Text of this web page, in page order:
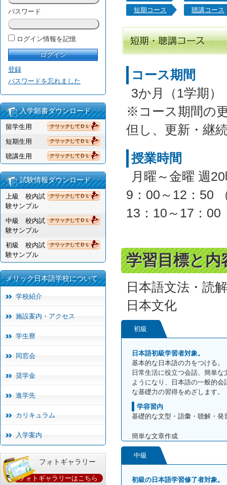
パスワード
ログイン情報を記憶
登録
パスワードを忘れました
入学願書ダウンロード
留学生用 クリックしてＤＬ
短期生用 クリックしてＤＬ
聴講生用 クリックしてＤＬ
試験情報ダウンロード
クリックしてＤＬ
上級 校内試
験サンプル
クリックしてＤＬ
中級 校内試
験サンプル
クリックしてＤＬ
初級 校内試
験サンプル
メリック日本語学校について
学校紹介
施設案内・アクセス
学生寮
同窓会
奨学金
進学先
カリキュラム
入学案内
フォトギャラリー
フォトギャラリーはこちら
短期コース
聴講コース
コース期間
3か月（1学期）
※コース期間の
但し、更新・継
授業時間
月曜～金曜 週
9：00～12：50
13：10～17：00
学習目標と内
日本語文法・読
日本文化
初級
日本語初級学習者対象。
基本的な日本語の力をつける。
日常生活に役立つ会話、簡単
ようになり、日本語の一般的
な基礎力の習得をめざします。
学容習内
基礎的な文型・語彙・聴解・発
簡単な文章作成
中級
初級の日本語学習修了者対象。